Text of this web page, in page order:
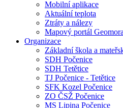
Mobilní aplikace
Aktuální teplota
Ztráty a nálezy
Mapový portál
Organizace
Základní škola a
SDH Počenice
SDH Tetětice
TJ Počenice - Tetětice
SFK Kozel Počenice
ZO ČSŽ Počenice
MS Lipina Počenice